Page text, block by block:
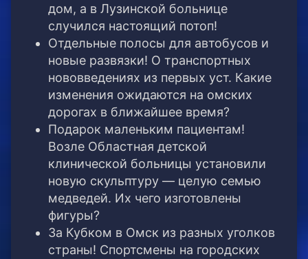
дом, а в Лузинской больнице
случился настоящий потоп!
Отдельные полосы для автобусов и
новые развязки! О транспортных
нововведениях из первых уст. Какие
изменения ожидаются на омских
дорогах в ближайшее время?
Подарок маленьким пациентам!
Возле Областная детской
клинической больницы установили
новую скульптуру — целую семью
медведей. Их чего изготовлены
фигуры?
За Кубком в Омск из разных уголков
страны! Спортсмены на городских